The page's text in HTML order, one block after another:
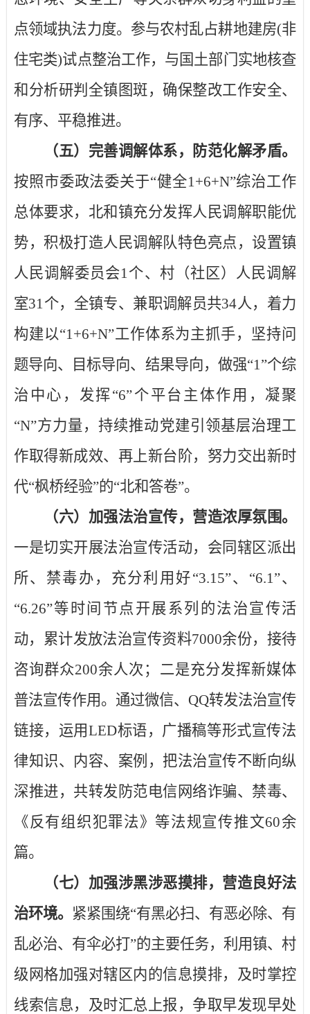
点领域执法力度。参与农村乱占耕地建房(非
住宅类)试点整治工作，与国土部门实地核查
和分析研判全镇图斑，确保整改工作安全、
有序、平稳推进。
（五）完善调解体系，防范化解矛盾。
按照市委政法委关于“健全1+6+N”综治工作
总体要求，北和镇充分发挥人民调解职能优
势，积极打造人民调解队特色亮点，设置镇
人民调解委员会1个、村（社区）人民调解
室31个，全镇专、兼职调解员共34人，着力
构建以“1+6+N”工作体系为主抓手，坚持问
题导向、目标导向、结果导向，做强“1”个综
治中心，发挥“6”个平台主体作用，凝聚
“N”方力量，持续推动党建引领基层治理工
作取得新成效、再上新台阶，努力交出新时
代“枫桥经验”的“北和答卷”。
（六）加强法治宣传，营造浓厚氛围。
一是切实开展法治宣传活动，会同辖区派出
所、禁毒办，充分利用好“3.15”、“6.1”、
“6.26”等时间节点开展系列的法治宣传活
动，累计发放法治宣传资料7000余份，接待
咨询群众200余人次；二是充分发挥新媒体
普法宣传作用。通过微信、 QQ转发法治宣传
链接，运用LED标语，广播稿等形式宣传法
律知识、内容、案例，把法治宣传不断向纵
深推进，共转发防范电信网络诈骗、禁毒、
《反有组织犯罪法》等法规宣传推文60余
篇。
（七）加强涉黑涉恶摸排，营造良好法
治环境。 紧紧围绕“有黑必扫、有恶必除、有
乱必治、有伞必打”的主要任务，利用镇、村
级网格加强对辖区内的信息摸排，及时掌控
线索信息，及时汇总上报，争取早发现早处